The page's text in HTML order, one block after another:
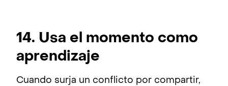
14. Usa el momento como
aprendizaje
Cuando surja un conflicto por compartir,